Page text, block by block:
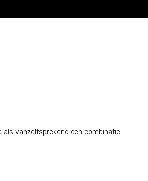
als vanzelfsprekend een combinatie